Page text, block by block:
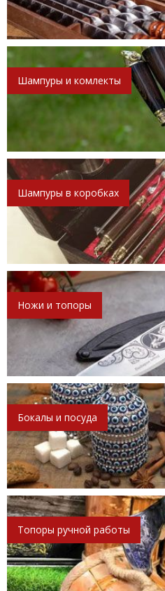
Шампуры и комлекты
Шампуры в коробках
Ножи и топоры
Бокалы и посуда
Топоры ручной работы